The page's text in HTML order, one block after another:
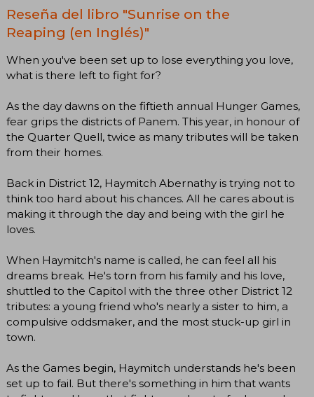
Reseña del libro "Sunrise on the
Reaping (en Inglés)"
When you've been set up to lose everything you love,
what is there left to fight for?
As the day dawns on the fiftieth annual Hunger Games,
fear grips the districts of Panem. This year, in honour of
the Quarter Quell, twice as many tributes will be taken
from their homes.
Back in District 12, Haymitch Abernathy is trying not to
think too hard about his chances. All he cares about is
making it through the day and being with the girl he
loves.
When Haymitch's name is called, he can feel all his
dreams break. He's torn from his family and his love,
shuttled to the Capitol with the three other District 12
tributes: a young friend who's nearly a sister to him, a
compulsive oddsmaker, and the most stuck-up girl in
town.
As the Games begin, Haymitch understands he's been
set up to fail. But there's something in him that wants